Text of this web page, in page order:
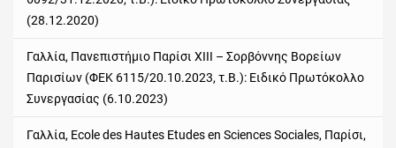
(28.12.2020)
Γαλλία, Πανεπιστήμιο Παρίσι ΧΙΙΙ – Σορβόννης Βορείων
Παρισίων (ΦΕΚ 6115/20.10.2023, τ.Β.): Ειδικό Πρωτόκολλο
Συνεργασίας (6.10.2023)
Γαλλία, Ecole des Hautes Etudes en Sciences Sociales, Παρίσι,